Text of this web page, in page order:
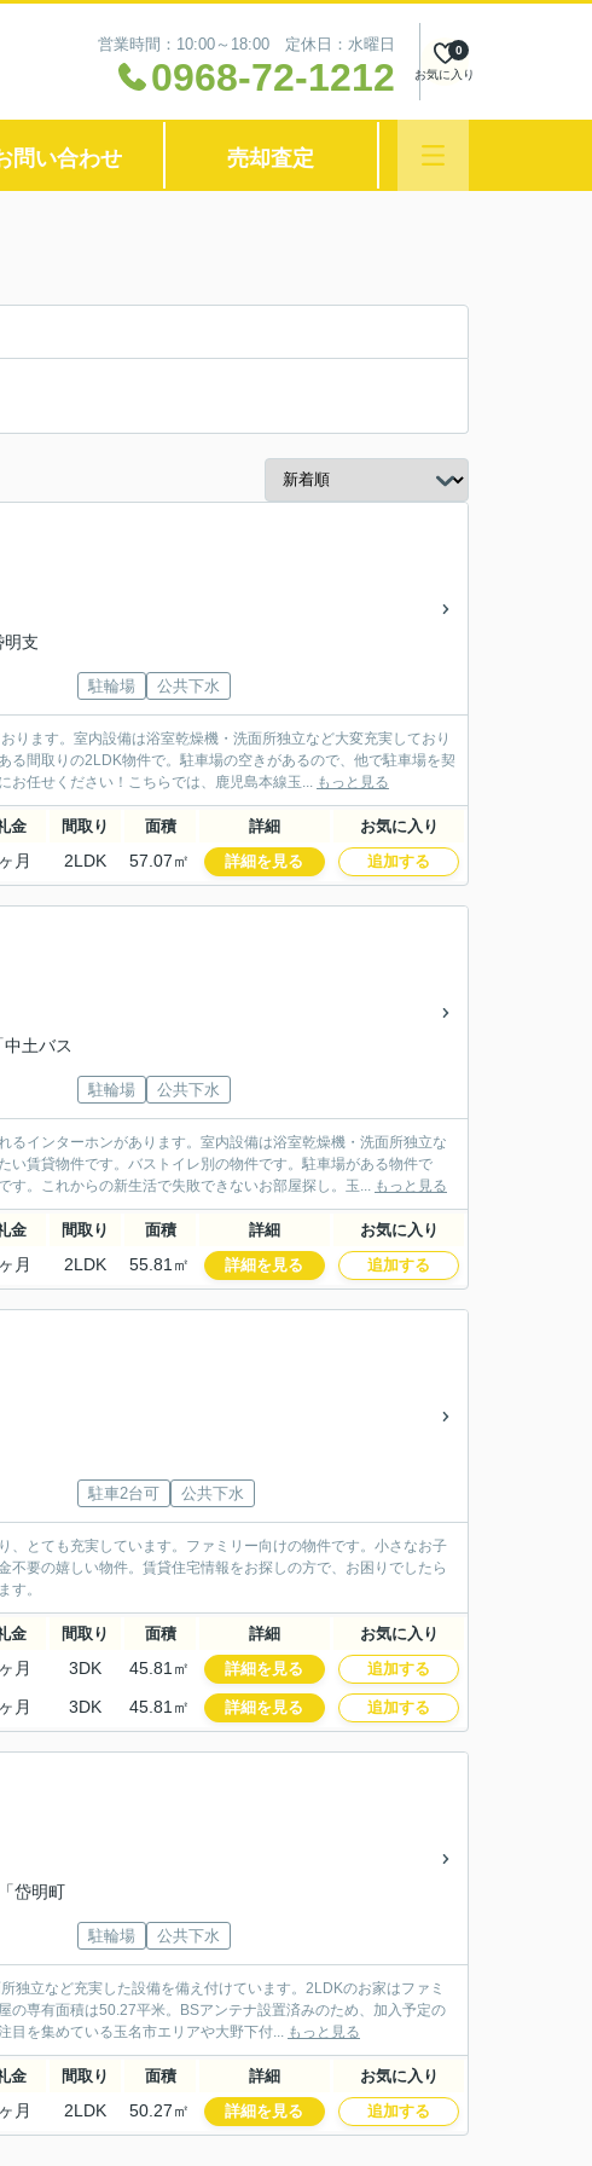
営業時間：10:00～18:00 定休日：水曜日
0968-72-1212 お気に入り
0
問い合わせ 売却査定
明支
駐輪場 公共下水
ります。室内設備は浴室乾燥機・洗面所独立など大変充実しており
間取りの2LDK物件で。駐車場の空きがあるので、他で駐車場を契
お任せください！こちらでは、鹿児島本線玉... もっと見る
金 間取り 面積 詳細 お気に入り
月 2LDK 57.07㎡ 詳細を見る 追加する
中土バス
駐輪場 公共下水
インターホンがあります。室内設備は浴室乾燥機・洗面所独立な
い賃貸物件です。バストイレ別の物件です。駐車場がある物件で
す。これからの新生活で失敗できないお部屋探し。玉... もっと見る
金 間取り 面積 詳細 お気に入り
月 2LDK 55.81㎡ 詳細を見る 追加する
駐車2台可 公共下水
とても充実しています。ファミリー向けの物件です。小さなお子
要の嬉しい物件。賃貸住宅情報をお探しの方で、お困りでしたら
す。
金 間取り 面積 詳細 お気に入り
月 3DK 45.81㎡ 詳細を見る 追加する
月 3DK 45.81㎡ 詳細を見る 追加する
岱明町
駐輪場 公共下水
独立など充実した設備を備え付けています。2LDKのお家はファミ
の専有面積は50.27平米。BSアンテナ設置済みのため、加入予定の
目を集めている玉名市エリアや大野下付... もっと見る
金 間取り 面積 詳細 お気に入り
月 2LDK 50.27㎡ 詳細を見る 追加する